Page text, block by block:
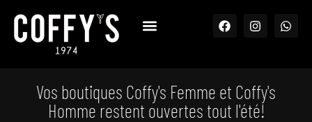
Vos boutiques Coffy's Femme et Coffy's
Homme restent ouvertes tout l'été!